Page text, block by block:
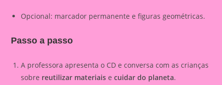
Opcional: marcador permanente e figuras geométricas.
Passo a passo
A professora apresenta o CD e conversa com as crianças
sobre reutilizar materiais ecuidar do planeta.